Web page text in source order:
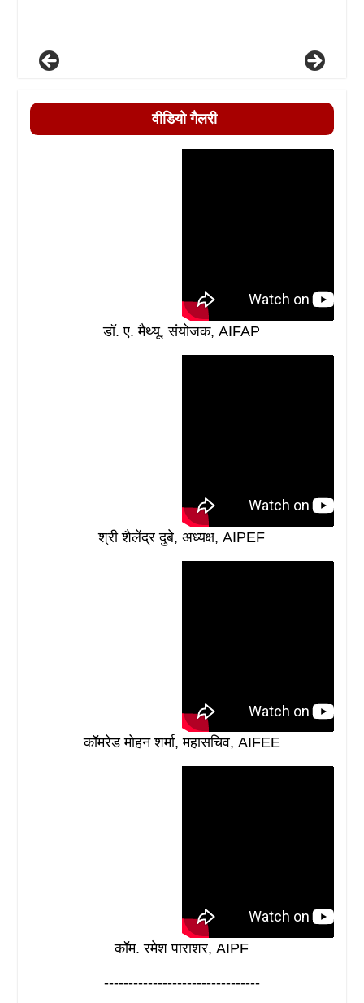
वीडियो गैलरी
डॉ. ए. मैथ्यू, संयोजक, AIFAP
श्री शैलेंद्र दुबे, अध्यक्ष, AIPEF
कॉमरेड मोहन शर्मा, महासचिव, AIFEE
कॉम. रमेश पाराशर, AIPF
--------------------------------